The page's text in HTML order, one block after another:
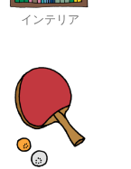
インテリア